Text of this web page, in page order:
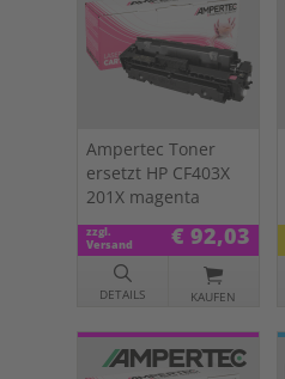
Ampertec Toner
ersetzt HP CF403X
201X magenta
zzgl.
Versand
€ 92,03
DETAILS KAUFEN